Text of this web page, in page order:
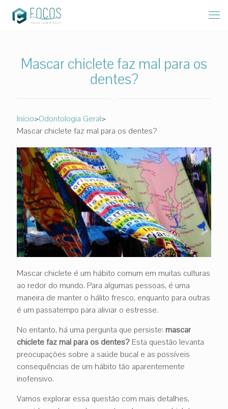
Mascar chiclete faz mal para os
dentes?
Início>Odontologia Geral>
Mascar chiclete faz mal para os dentes?
Mascar chiclete é um hábito comum em muitas culturas
ao redor do mundo. Para algumas pessoas, é uma
maneira de manter o hálito fresco, enquanto para outras
é um passatempo para aliviar o estresse.
No entanto, há uma pergunta que persiste: mascar
chiclete faz mal para os dentes?Esta questão levanta
preocupações sobre a saúde bucal e as possíveis
consequências de um hábito tão aparentemente
inofensivo.
Vamos explorar essa questão com mais detalhes,